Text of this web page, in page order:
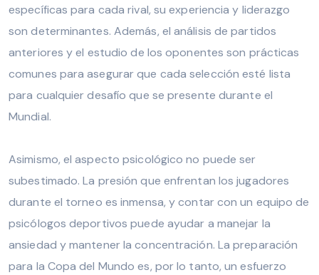
específicas para cada rival, su experiencia y liderazgo
son determinantes. Además, el análisis de partidos
anteriores y el estudio de los oponentes son prácticas
comunes para asegurar que cada selección esté lista
para cualquier desafío que se presente durante el
Mundial.
Asimismo, el aspecto psicológico no puede ser
subestimado. La presión que enfrentan los jugadores
durante el torneo es inmensa, y contar con un equipo de
psicólogos deportivos puede ayudar a manejar la
ansiedad y mantener la concentración. La preparación
para la Copa del Mundo es, por lo tanto, un esfuerzo